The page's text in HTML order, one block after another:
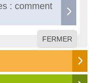
: comment
FERMER